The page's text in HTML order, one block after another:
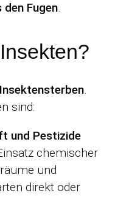
Fugen.
.
sind:
und Pestizide
chemischer
und
direkt oder